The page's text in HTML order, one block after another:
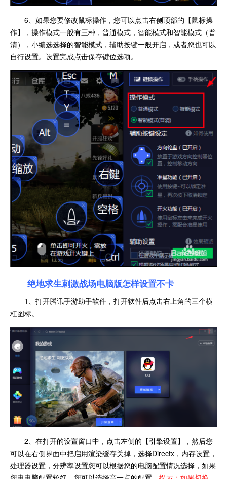
6、如果您要修改鼠标操作，您可以点击右侧顶部的【鼠标操
作】，操作模式一般有三种，普通模式，智能模式和智能模式（普
清），小编选选择的智能模式，辅助按键一般开启，或者您也可以
自行设置。设置完成点击保存键位选项。
绝地求生刺激战场电脑版怎样设置不卡
1、打开腾讯手游助手软件，打开软件后点击右上角的三个横
杠图标。
2、在打开的设置窗口中，点击左侧的【引擎设置】，然后您
可以在右侧界面中把启用渲染缓存关掉，选择Directx，内存设置，
处理器设置，分辨率设置您可以根据您的电脑配置情况选择，如果